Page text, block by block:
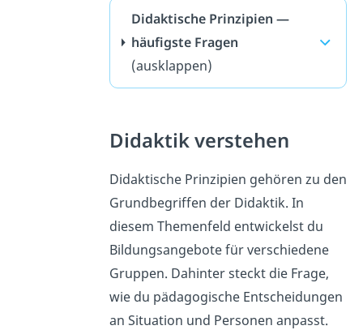
Didaktische Prinzipien —
häufigste Fragen
(ausklappen)
Didaktik verstehen
Didaktische Prinzipien gehören zu den
Grundbegriffen der Didaktik. In
diesem Themenfeld entwickelst du
Bildungsangebote für verschiedene
Gruppen. Dahinter steckt die Frage,
wie du pädagogische Entscheidungen
an Situation und Personen anpasst.